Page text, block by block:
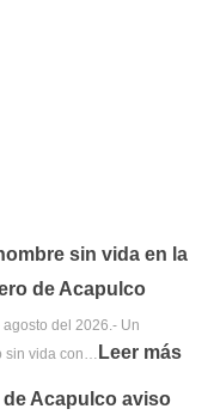
sin vida en la
de Acapulco
agosto del 2026.- Un
sin vida con… Leer más
de Acapulco aviso